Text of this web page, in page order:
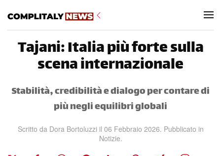
Tajani: Italia più forte sulla
scena internazionale
Stabilità, credibilità e dialogo per contare di
più negli equilibri globali
Scritto da Dora Bortoluzziil 06 Febbraio 2026. Pubblicato in
Notizie.